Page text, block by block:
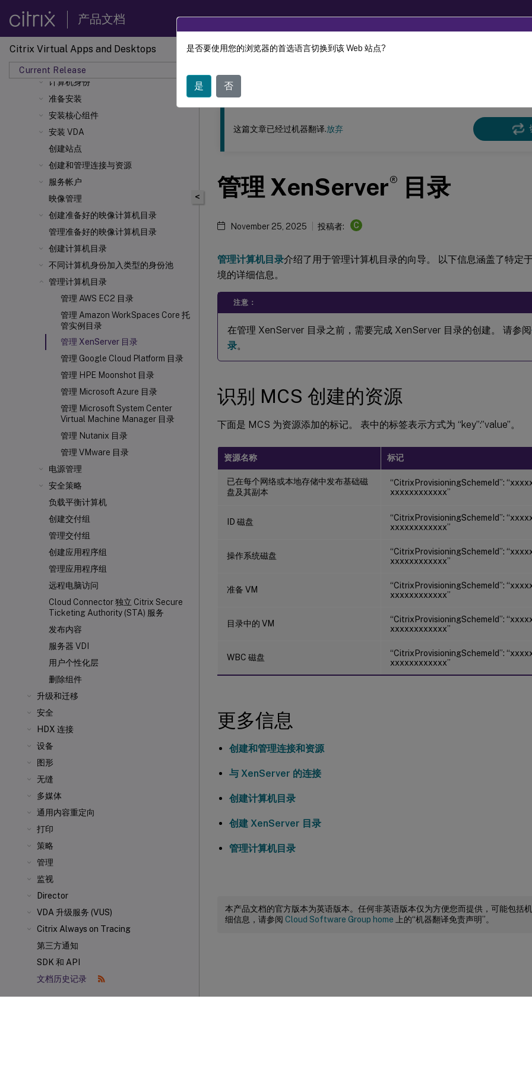
产品文档
Citrix Virtual Apps and Desktops
Current Release
新增功能
技术概述
安装和配置
计算机身份
准备安装
安装核心组件
安装 VDA
创建站点
创建和管理连接与资源
服务帐户
映像管理
创建准备好的映像计算机目录
管理准备好的映像计算机目录
创建计算机目录
不同计算机身份加入类型的身份池
管理计算机目录
管理 AWS EC2 目录
管理 Amazon WorkSpaces Core 托
管实例目录
管理 XenServer 目录
管理 Google Cloud Platform 目录
管理 HPE Moonshot 目录
管理 Microsoft Azure 目录
管理 Microsoft System Center
Virtual Machine Manager 目录
管理 Nutanix 目录
管理 VMware 目录
电源管理
安全策略
负载平衡计算机
创建交付组
管理交付组
创建应用程序组
管理应用程序组
远程电脑访问
Cloud Connector 独立 Citrix Secure
Ticketing Authority (STA) 服务
发布内容
服务器 VDI
用户个性化层
删除组件
升级和迁移
安全
HDX 连接
设备
图形
无缝
多媒体
通用内容重定向
打印
策略
管理
监视
Director
VDA 升级服务 (VUS)
Citrix Always on Tracing
第三方通知
SDK 和 API
文档历史记录
此内容已经过机器动态翻译。
<
这篇文章已经过机器翻译.放弃
管理 XenServer® 目录
November 25, 2025 投稿者: C
管理计算机目录介绍了用于管理计算机目录的向导。 以下信息涵盖了特定
境的详细信息。
注意：
在管理 XenServer 目录之前，需要完成 XenServer 目录的创建。 请参阅
录。
识别 MCS 创建的资源
下面是 MCS 为资源添加的标记。 表中的标签表示方式为 “key”:”value”。
资源名称 标记
已在每个网络或本地存储中发布基础磁
盘及其副本
“CitrixProvisioningSchemeId”:
xxxxxxxxxxxx”
ID 磁盘
“CitrixProvisioningSchemeId”:
xxxxxxxxxxxx”
操作系统磁盘
“CitrixProvisioningSchemeId”:
xxxxxxxxxxxx”
准备 VM
“CitrixProvisioningSchemeId”:
xxxxxxxxxxxx”
目录中的 VM
“CitrixProvisioningSchemeId”:
xxxxxxxxxxxx”
WBC 磁盘
“CitrixProvisioningSchemeId”:
xxxxxxxxxxxx”
更多信息
创建和管理连接和资源
与 XenServer 的连接
创建计算机目录
创建 XenServer 目录
管理计算机目录
本产品文档的官方版本为英语版本。任何非英语版本仅为方便您而提供，可能包括
细信息，请参阅 Cloud Software Group home 上的“机器翻译免责声明”。
是否要使用您的浏览器的首选语言切换到该 Web 站点?
是 否